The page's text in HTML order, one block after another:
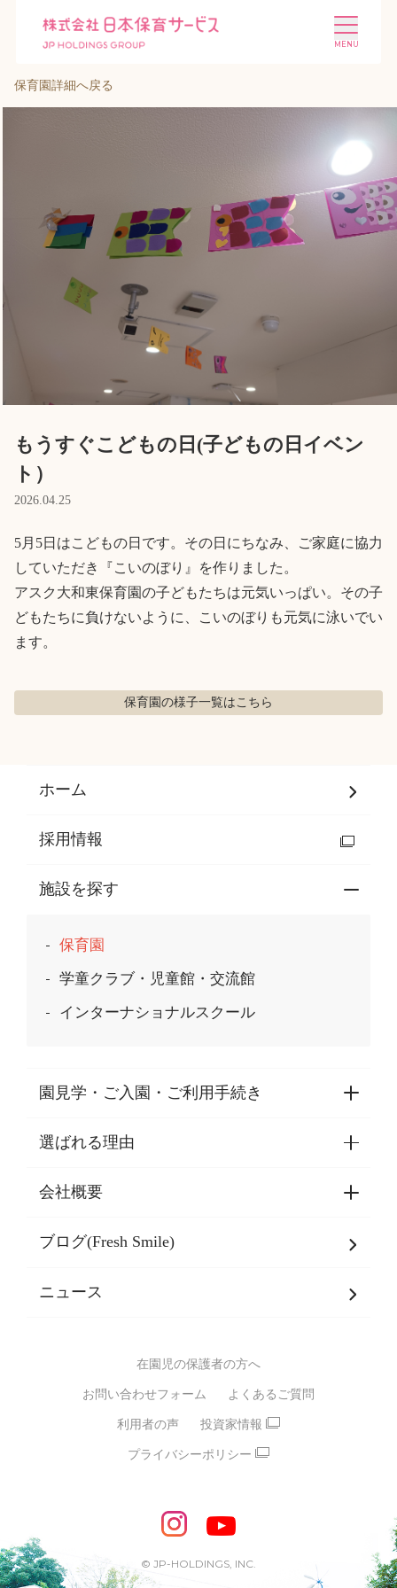
選ばれる理由
投資家情報 採用情報
Language
保育園詳細へ戻る
もうすぐこどもの日(子どもの日イベン
ト）
2026.04.25
5月5日はこどもの日です。その日にちなみ、ご家庭に協力
していただき『こいのぼり』を作りました。
アスク大和東保育園の子どもたちは元気いっぱい。その子
どもたちに負けないように、こいのぼりも元気に泳いでい
ます。
保育園の様子一覧はこちら
ホーム
採用情報
施設を探す
保育園
学童クラブ・児童館・交流館
インターナショナルスクール
園見学・ご入園・ご利用手続き
園見学・ご入園・ご利用手続き
東京都認証保育所空き状況
選ばれる理由
選ばれる理由一覧
乳児期・幼児期・
バイリンガル保育園
スポーツ保育園
モンテッソーリ式保育園
STEAMS保育・学童
えいご
めざせ！バイリンガル！
めざせ！アスリート教室
会社概要
会社概要
SDGsについて
ブログ(Fresh Smile)
ニュース
在園児の保護者の方へ
お問い合わせフォーム よくあるご質問
利用者の声 投資家情報
プライバシーポリシー
© JP-HOLDINGS, INC.